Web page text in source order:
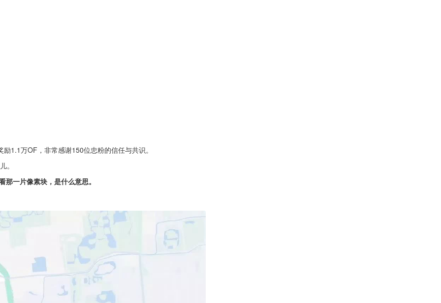
1.1万OF，非常感谢150位忠粉的信任与共识。
。
那一片像素块，是什么意思。